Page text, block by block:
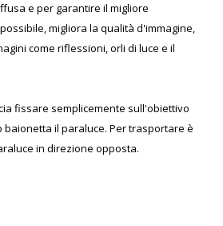
e per garantire il migliore
migliora la qualità d'immagine,
come riflessioni, orli di luce e il
fissare semplicemente sull'obiettivo
baionetta il paraluce. Per trasportare è
in direzione opposta.